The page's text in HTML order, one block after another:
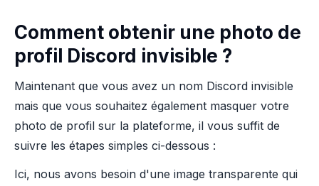
Comment obtenir une photo de
profil Discord invisible ?
Maintenant que vous avez un nom Discord invisible
mais que vous souhaitez également masquer votre
photo de profil sur la plateforme, il vous suffit de
suivre les étapes simples ci-dessous :
Ici, nous avons besoin d'une image transparente qui